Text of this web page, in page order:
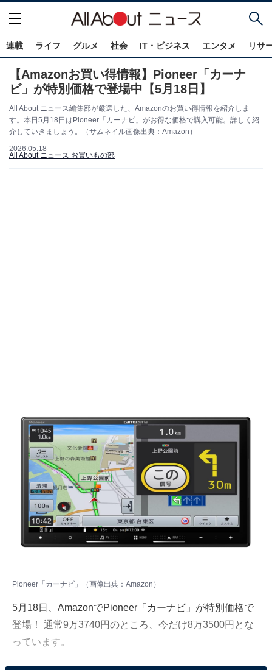
連載 ライフ グルメ 社会 IT・ビジネス エンタメ リサ
【Amazonお買い得情報】Pioneer「カーナ
ビ」が特別価格で登場中【5月18日】
All About ニュース編集部が厳選した、Amazonのお買い得情報を紹介しま
す。本日5月18日はPioneer「カーナビ」がお得な価格で購入可能。詳しく紹
介していきましょう。（サムネイル画像出典：Amazon）
2026.05.18
All About ニュース お買いもの部
Pioneer「カーナビ」（画像出典：Amazon）
5月18日、AmazonでPioneer「カーナビ」が特別価格で
登場！ 通常9万3740円のところ、今だけ8万3500円とな
っています。